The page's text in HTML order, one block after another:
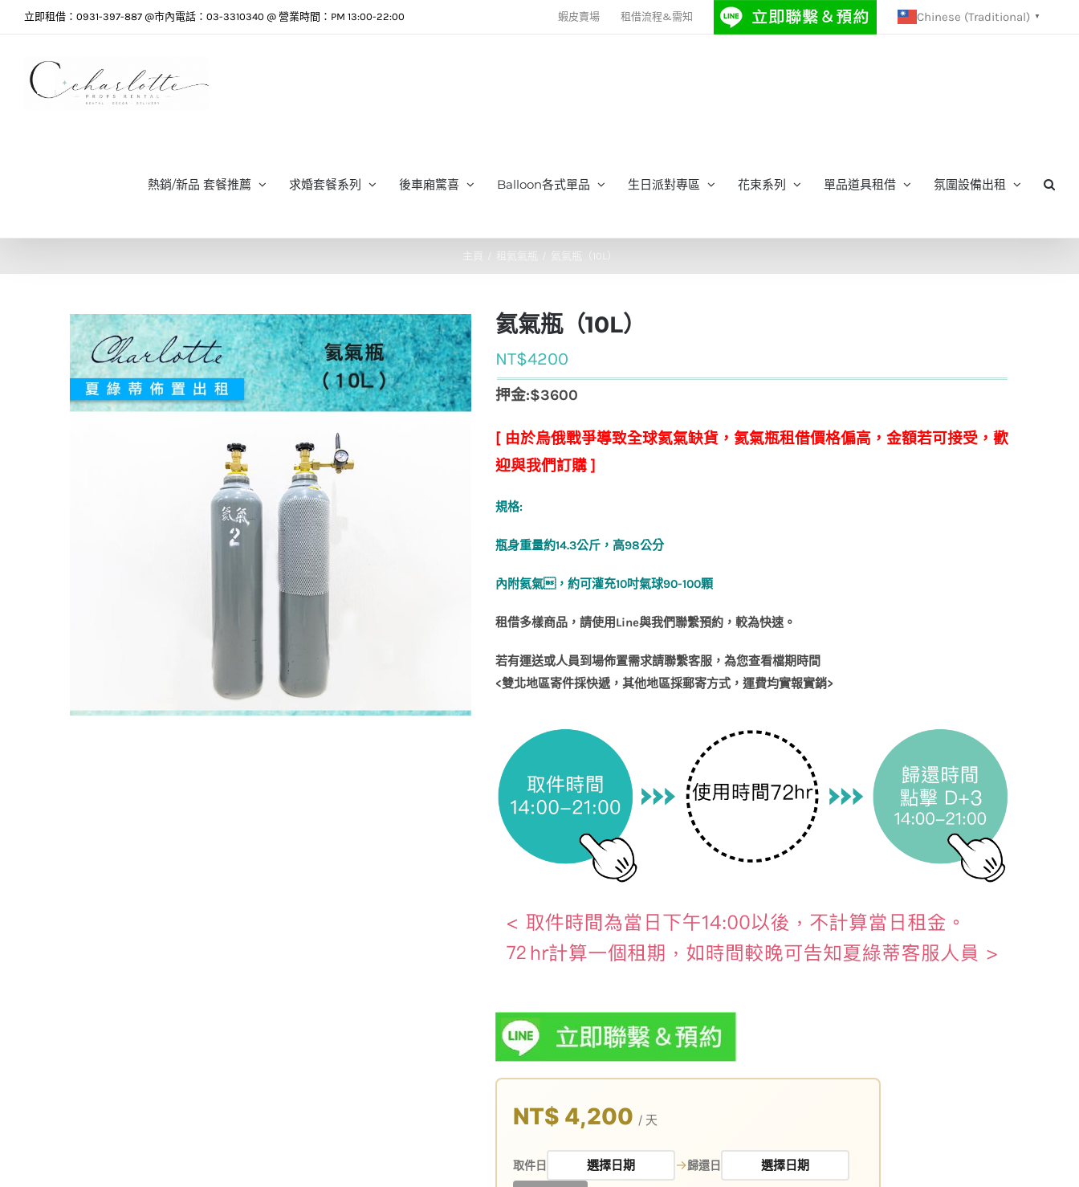
立即租借：0931-397-887 @市內電話：03-3310340 @ 營業時間：PM 13:00-22:00 蝦皮賣場 租借流程&需知 Chinese (Traditional) ▼
熱銷/新品 套餐推薦 求婚套餐系列 後車廂驚喜 Balloon各式單品 生日派對專區 花束系列 單品道具租借 氛圍設備出租
氦氣瓶（10L）
氦氣瓶（10L）
NT$4200
押金:$3600
[ 由於烏俄戰爭導致全球氦氣缺貨，氦氣瓶租借價格偏高，金額若可接受，歡
迎與我們訂購 ]
規格:
瓶身重量約14.3公斤，高98公分
內附氦氣，約可灌充10吋氣球90-100顆
租借多樣商品，請使用Line與我們聯繫預約，較為快速。
若有運送或人員到場佈置需求請聯繫客服，為您查看檔期時間
<雙北地區寄件採快遞，其他地區採郵寄方式，運費均實報實銷>
NT$ 4,200 / 天
取件日 →歸還日